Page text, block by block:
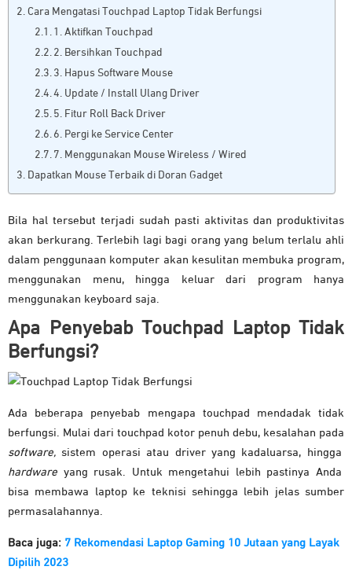
Cara Mengatasi Touchpad Laptop Tidak Berfungsi
1. Aktifkan Touchpad
2. Bersihkan Touchpad
3. Hapus Software Mouse
4. Update / Install Ulang Driver
5. Fitur Roll Back Driver
6. Pergi ke Service Center
7. Menggunakan Mouse Wireless / Wired
Dapatkan Mouse Terbaik di Doran Gadget
Bila hal tersebut terjadi sudah pasti aktivitas dan produktivitas
akan berkurang. Terlebih lagi bagi orang yang belum terlalu ahli
dalam penggunaan komputer akan kesulitan membuka program,
menggunakan menu, hingga keluar dari program hanya
menggunakan keyboard saja.
Apa Penyebab Touchpad Laptop Tidak
Berfungsi?
Ada beberapa penyebab mengapa touchpad mendadak tidak
berfungsi. Mulai dari touchpad kotor penuh debu, kesalahan pada
software, sistem operasi atau driver yang kadaluarsa, hingga
hardware yang rusak. Untuk mengetahui lebih pastinya Anda
bisa membawa laptop ke teknisi sehingga lebih jelas sumber
permasalahannya.
Baca juga: 7 Rekomendasi Laptop Gaming 10 Jutaan yang Layak
Dipilih 2023